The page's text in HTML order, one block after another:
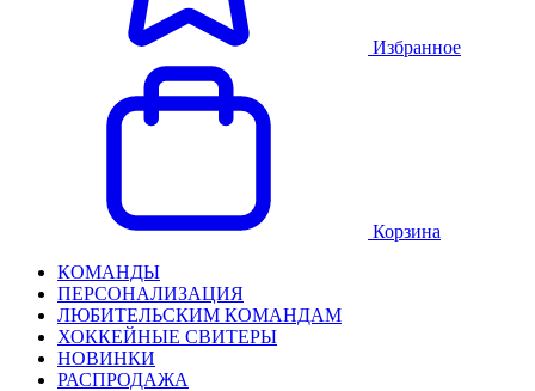
Избранное
Корзина
КОМАНДЫ
ПЕРСОНАЛИЗАЦИЯ
ЛЮБИТЕЛЬСКИМ КОМАНДАМ
ХОККЕЙНЫЕ СВИТЕРЫ
НОВИНКИ
РАСПРОДАЖА